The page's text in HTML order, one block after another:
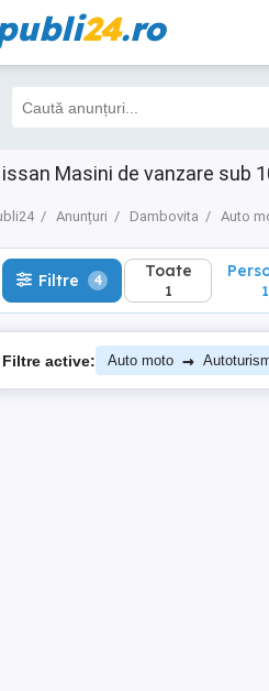
24.ro
Masini de vanzare sub
Anunțuri Dambovita Auto
Filtre 4 Toate
1
Filtre 4 Toate
1 1
Filtre active: Auto moto →